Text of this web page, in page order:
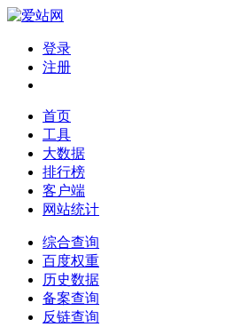
登录
注册
首页
工具
大数据
排行榜
客户端
网站统计
综合查询
百度权重
历史数据
备案查询
反链查询